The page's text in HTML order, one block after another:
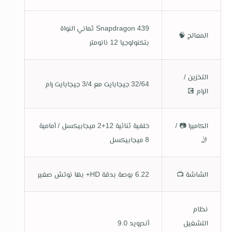
المعالج 🧠
Snapdragon 439 ثماني النواة
بتكنولوجيا 12 نانومتر
التخزين /
الرام 💽
32/64 جيجابايت مع 3/4 جيجابايت رام
الكاميرا 📷 /
🤳
خلفية ثنائية 12+2 ميجابيكسل / أمامية
8 ميجابيكسل
الشاشة 📺 6.22 بوصة بدقة HD+ بها نوتش صغير
نظام
التشغيل
أندرويد 9.0